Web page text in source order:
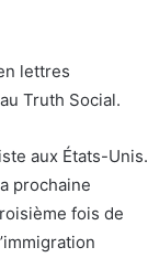
lettres
Truth Social.
aux États-Unis.
prochaine
fois de